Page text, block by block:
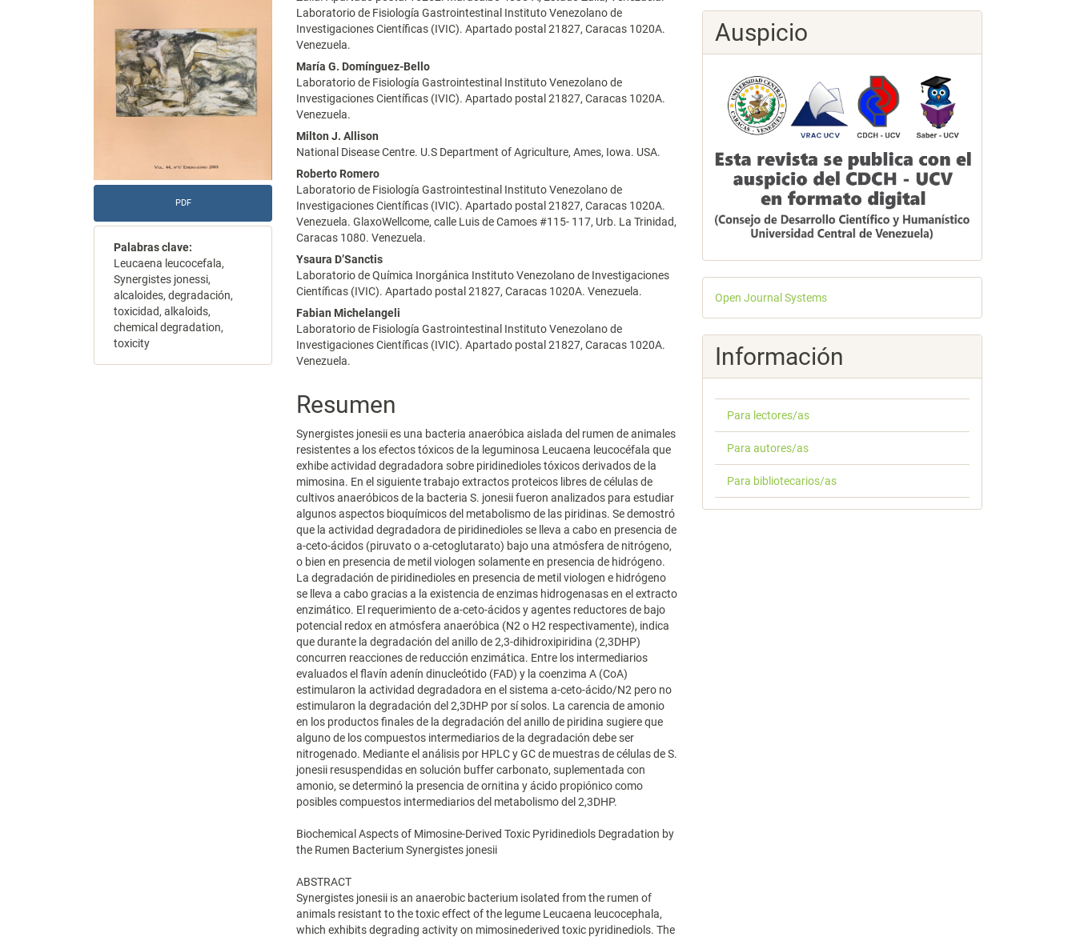
del
artículo
PDF
Palabras clave:
Leucaena leucocefala,
Synergistes jonessi,
alcaloides, degradación,
toxicidad, alkaloids,
chemical degradation,
toxicity
del
artículo
Laboratorio de Fisiología Gastrointestinal Instituto Venezolano de
Investigaciones Científicas (IVIC). Apartado postal 21827, Caracas 1020A.
Venezuela.
María G. Domínguez-Bello
Laboratorio de Fisiología Gastrointestinal Instituto Venezolano de
Investigaciones Científicas (IVIC). Apartado postal 21827, Caracas 1020A.
Venezuela.
Milton J. Allison
National Disease Centre. U.S Department of Agriculture, Ames, Iowa. USA.
Roberto Romero
Laboratorio de Fisiología Gastrointestinal Instituto Venezolano de
Investigaciones Científicas (IVIC). Apartado postal 21827, Caracas 1020A.
Venezuela. GlaxoWellcome, calle Luis de Camoes #115- 117, Urb. La Trinidad,
Caracas 1080. Venezuela.
Ysaura D’Sanctis
Laboratorio de Química Inorgánica Instituto Venezolano de Investigaciones
Científicas (IVIC). Apartado postal 21827, Caracas 1020A. Venezuela.
Fabian Michelangeli
Laboratorio de Fisiología Gastrointestinal Instituto Venezolano de
Investigaciones Científicas (IVIC). Apartado postal 21827, Caracas 1020A.
Venezuela.
Resumen
Synergistes jonesii es una bacteria anaeróbica aislada del rumen de animales
resistentes a los efectos tóxicos de la leguminosa Leucaena leucocéfala que
exhibe actividad degradadora sobre piridinedioles tóxicos derivados de la
mimosina. En el siguiente trabajo extractos proteicos libres de células de
cultivos anaeróbicos de la bacteria S. jonesii fueron analizados para estudiar
algunos aspectos bioquímicos del metabolismo de las piridinas. Se demostró
que la actividad degradadora de piridinedioles se lleva a cabo en presencia de
a-ceto-ácidos (piruvato o a-cetoglutarato) bajo una atmósfera de nitrógeno,
o bien en presencia de metil viologen solamente en presencia de hidrógeno.
La degradación de piridinedioles en presencia de metil viologen e hidrógeno
se lleva a cabo gracias a la existencia de enzimas hidrogenasas en el extracto
enzimático. El requerimiento de a-ceto-ácidos y agentes reductores de bajo
potencial redox en atmósfera anaeróbica (N2 o H2 respectivamente), indica
que durante la degradación del anillo de 2,3-dihidroxipiridina (2,3DHP)
concurren reacciones de reducción enzimática. Entre los intermediarios
evaluados el flavín adenín dinucleótido (FAD) y la coenzima A (CoA)
estimularon la actividad degradadora en el sistema a-ceto-ácido/N2 pero no
estimularon la degradación del 2,3DHP por sí solos. La carencia de amonio
en los productos finales de la degradación del anillo de piridina sugiere que
alguno de los compuestos intermediarios de la degradación debe ser
nitrogenado. Mediante el análisis por HPLC y GC de muestras de células de S.
jonesii resuspendidas en solución buffer carbonato, suplementada con
amonio, se determinó la presencia de ornitina y ácido propiónico como
posibles compuestos intermediarios del metabolismo del 2,3DHP.
Biochemical Aspects of Mimosine-Derived Toxic Pyridinediols Degradation by
the Rumen Bacterium Synergistes jonesii
ABSTRACT
Synergistes jonesii is an anaerobic bacterium isolated from the rumen of
animals resistant to the toxic effect of the legume Leucaena leucocephala,
which exhibits degrading activity on mimosinederived toxic pyridinediols. The
Auspicio
Desarrollado
por
Open Journal Systems
Información
Para lectores/as
Para autores/as
Para bibliotecarios/as